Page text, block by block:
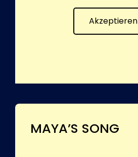
Akzeptieren
MAYA’S SONG